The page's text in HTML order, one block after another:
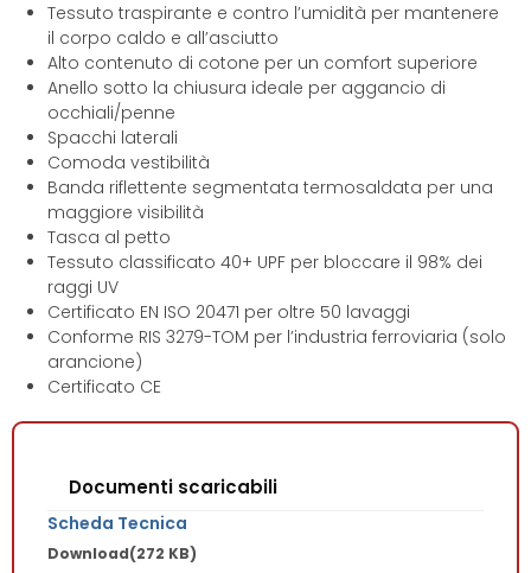
Tessuto traspirante e contro l’umidità per mantenere
il corpo caldo e all’asciutto
Alto contenuto di cotone per un comfort superiore
Anello sotto la chiusura ideale per aggancio di
occhiali/penne
Spacchi laterali
Comoda vestibilità
Banda riflettente segmentata termosaldata per una
maggiore visibilità
Tasca al petto
Tessuto classificato 40+ UPF per bloccare il 98% dei
raggi UV
Certificato EN ISO 20471 per oltre 50 lavaggi
Conforme RIS 3279-TOM per l’industria ferroviaria (solo
arancione)
Certificato CE
Documenti scaricabili
Scheda Tecnica
Download(272 KB)